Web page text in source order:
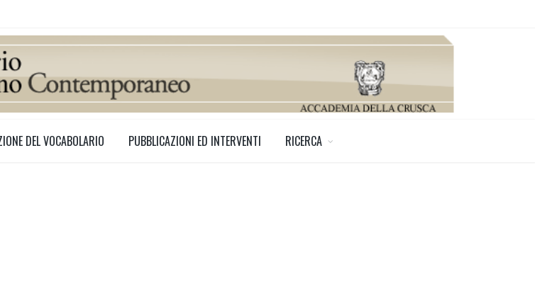
DEL VOCABOLARIO PUBBLICAZIONI ED INTERVENTI RICERCA